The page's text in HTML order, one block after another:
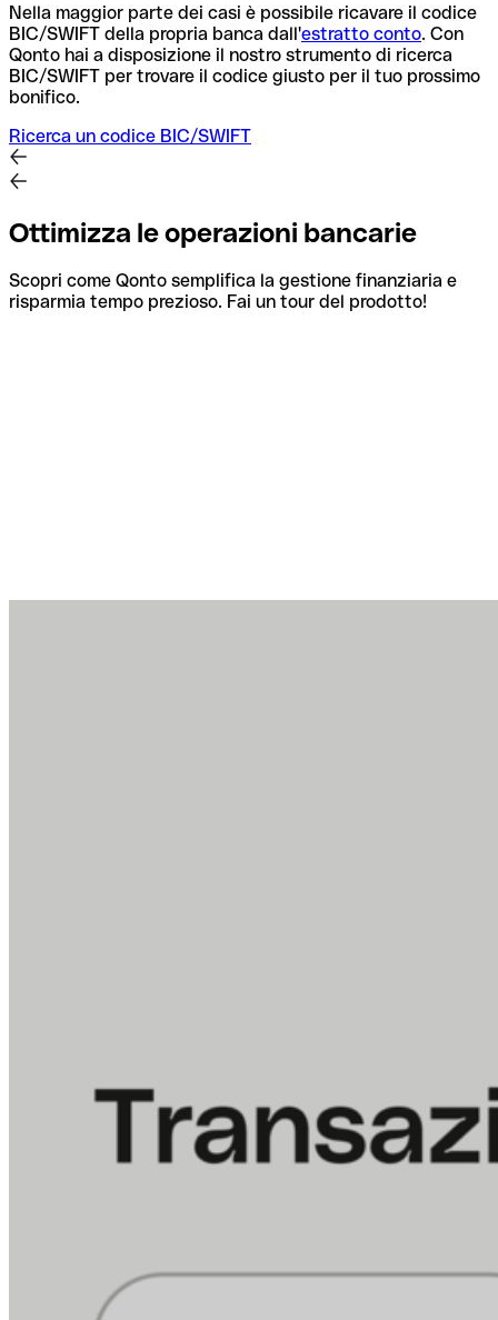
Nella maggior parte dei casi è possibile ricavare il codice
BIC/SWIFT della propria banca dall'estratto conto. Con
Qonto hai a disposizione il nostro strumento di ricerca
BIC/SWIFT per trovare il codice giusto per il tuo prossimo
bonifico.
Ricerca un codice BIC/SWIFT
Ottimizza le operazioni bancarie
Scopri come Qonto semplifica la gestione finanziaria e
risparmia tempo prezioso. Fai un tour del prodotto!